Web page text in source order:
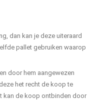
dan kan je deze uiteraard
pallet gebruiken waarop
door hem aangewezen
het recht de koop te
kan de koop ontbinden door